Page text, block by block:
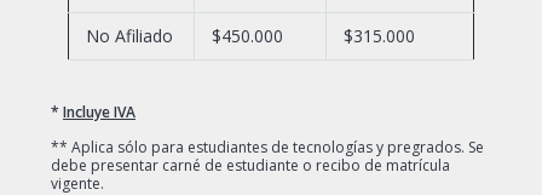
No Afiliado $450.000 $315.000
* Incluye IVA
** Aplica sólo para estudiantes de tecnologías y pregrados. Se
debe presentar carné de estudiante o recibo de matrícula
vigente.